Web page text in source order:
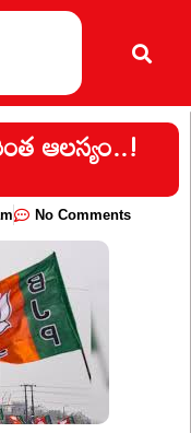
ఆలస్యం..!
No Comments